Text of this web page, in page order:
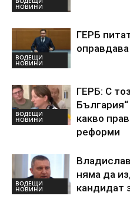
НОВИНИ
ВОДЕЩИ
НОВИНИ
ГЕРБ
ВОДЕЩИ
НОВИНИ
ГЕРБ: С
България“
какво
реформи
ВОДЕЩИ
НОВИНИ
няма да
кандидат